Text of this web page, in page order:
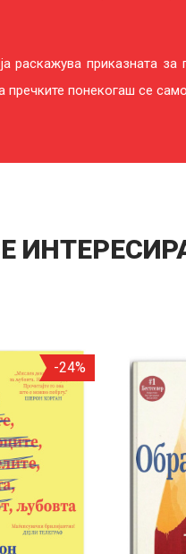
раскажува приказната
пречките понекогаш се
-24%